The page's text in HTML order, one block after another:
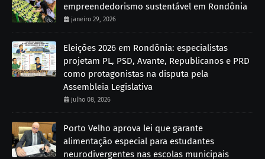
empreendedorismo sustentável em Rondônia
janeiro 29, 2026
Eleições 2026 em Rondônia: especialistas
projetam PL, PSD, Avante, Republicanos e PRD
como protagonistas na disputa pela
Assembleia Legislativa
julho 08, 2026
Porto Velho aprova lei que garante
alimentação especial para estudantes
neurodivergentes nas escolas municipais